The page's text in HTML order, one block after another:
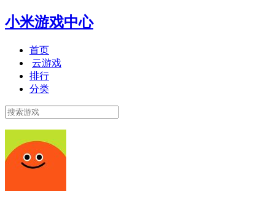
小米游戏中心
首页
云游戏
排行
分类